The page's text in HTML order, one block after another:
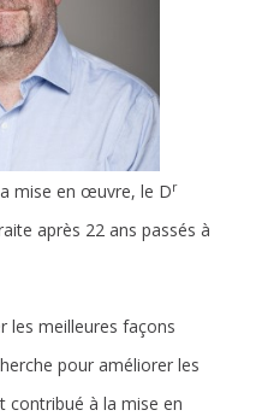
mise en œuvre, le Dr
après 22 ans passés à
les meilleures façons
pour améliorer les
contribué à la mise en